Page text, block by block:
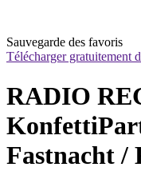
Sauvegarde des favoris
Télécharger gratuitement
RADIO
Fastnacht /